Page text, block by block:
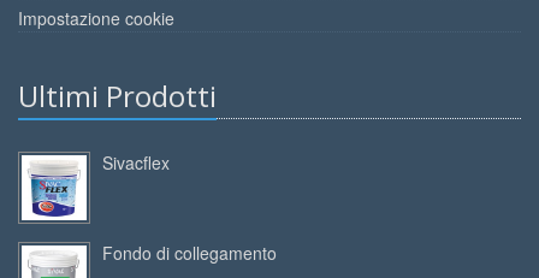
Impostazione cookie
Ultimi Prodotti
Sivacflex
Fondo di collegamento